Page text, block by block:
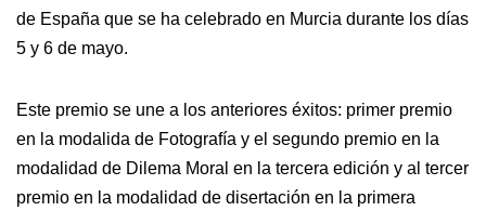
de España que se ha celebrado en Murcia durante los días
5 y 6 de mayo.
Este premio se une a los anteriores éxitos: primer premio
en la modalida de Fotografía y el segundo premio en la
modalidad de Dilema Moral en la tercera edición y al tercer
premio en la modalidad de disertación en la primera